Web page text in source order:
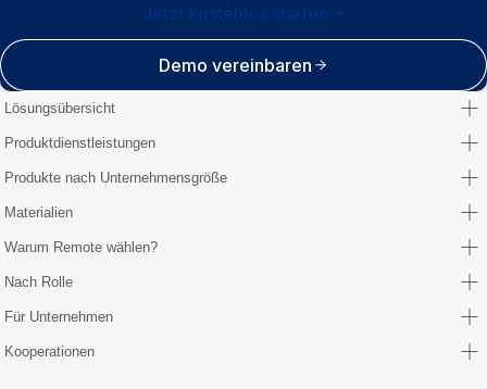
Jetzt kostenlos starten
Demo vereinbaren
Lösungsübersicht
Produktdienstleistungen
Produkte nach Unternehmensgröße
Materialien
Warum Remote wählen?
Nach Rolle
Für Unternehmen
Kooperationen